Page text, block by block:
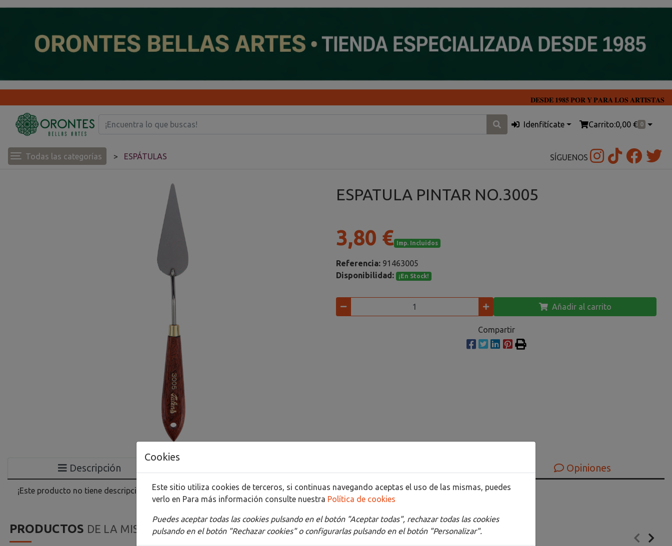
𝐃𝐄𝐒𝐃𝐄 𝟏𝟗𝟖𝟓 𝐏𝐎𝐑 𝐘 𝐏𝐀𝐑𝐀 𝐋𝐎𝐒 𝐀𝐑𝐓𝐈𝐒𝐓𝐀𝐒
Idenfitícate Carrito:0,00 € 0
Todas las categorías ESPÁTULAS SÍGUENOS
ESPATULA PINTAR NO.3005
3,80 € Imp. Incluidos
Referencia: 91463005
Disponibilidad:
¡En Stock!
Añadir al carrito
Compartir
Descripción Opiniones
¡Este producto no tiene descripción!
PRODUCTOS DE LA MISMA CATEGORIA
Cookies
Este sitio utiliza cookies de terceros, si continuas navegando aceptas el uso de las mismas, puedes
verlo en Para más información consulte nuestra Política de cookies
Puedes aceptar todas las cookies pulsando en el botón "Aceptar todas", rechazar todas las cookies
pulsando en el botón "Rechazar cookies" o configurarlas pulsando en el botón "Personalizar".